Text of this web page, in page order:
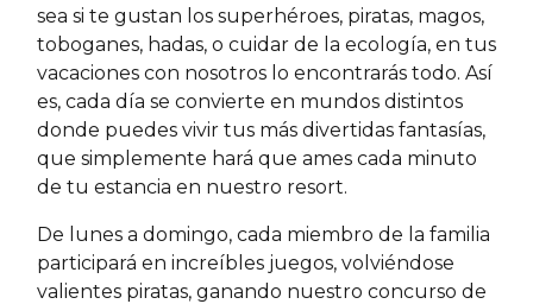
sea si te gustan los superhéroes, piratas, magos,
toboganes, hadas, o cuidar de la ecología, en tus
vacaciones con nosotros lo encontrarás todo. Así
es, cada día se convierte en mundos distintos
donde puedes vivir tus más divertidas fantasías,
que simplemente hará que ames cada minuto
de tu estancia en nuestro resort.
De lunes a domingo, cada miembro de la familia
participará en increíbles juegos, volviéndose
valientes piratas, ganando nuestro concurso de